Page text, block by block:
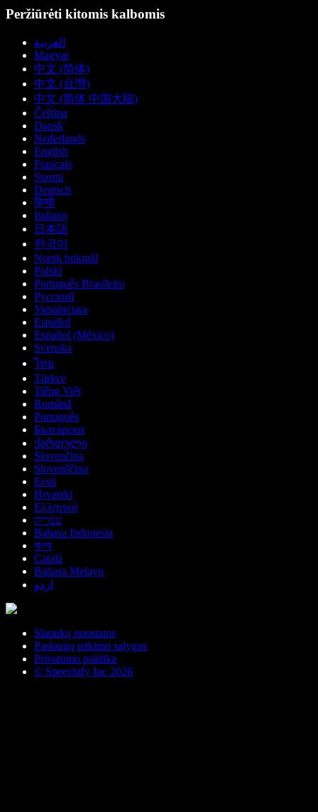
Peržiūrėti kitomis kalbomis
العربية
Magyar
中文 (简体)
中文 (台灣)
中文 (简体 中国大陆)
Čeština
Dansk
Nederlands
English
Français
Suomi
Deutsch
हिन्दी
Italiano
日本語
한국어
Norsk bokmål
Polski
Português Brasileiro
Русский
Українська
Español
Español (México)
Svenska
ไทย
Türkçe
Tiếng Việt
Română
Português
Български
ქართული
Slovenčina
Slovenščina
Eesti
Hrvatski
Ελληνικά
עברית
Bahasa Indonesia
বাংলা
Català
Bahasa Melayu
اردو
Slapukų nuostatos
Paslaugų teikimo sąlygos
Privatumo politika
© Speechify Inc 2026